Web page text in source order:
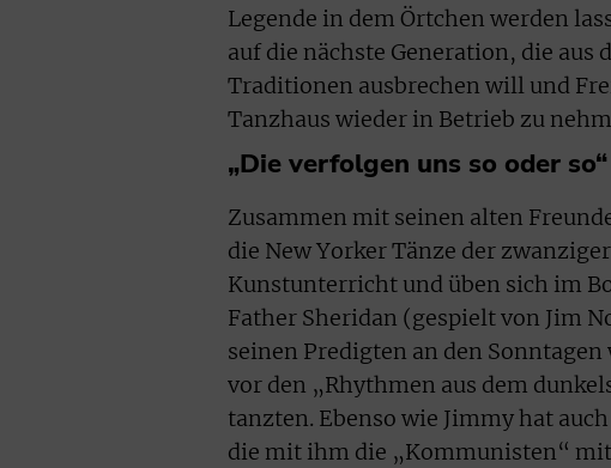
Legende in dem Örtchen werden
auf die nächste Generation, die aus
Traditionen ausbrechen will und
Tanzhaus wieder in Betrieb zu
„Die verfolgen uns so oder so“
Zusammen mit seinen alten
die New Yorker Tänze der
Kunstunterricht und üben sich im
Father Sheridan (gespielt von Jim
seinen Predigten an den
vor den „Rhythmen aus dem
tanzten. Ebenso wie Jimmy hat
die mit ihm die „Kommunisten“